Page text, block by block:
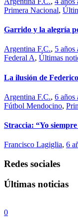
Primera Nacional,
Garrido y la alegría
Argentina F.C., 5 años
Federal A, Últimas
La ilusión de
Argentina F.C., 6 años
Fútbol Mendocino,
Straccia: “Yo
Francisco Lagiglia, 6
Redes sociales
Últimas noticias
0